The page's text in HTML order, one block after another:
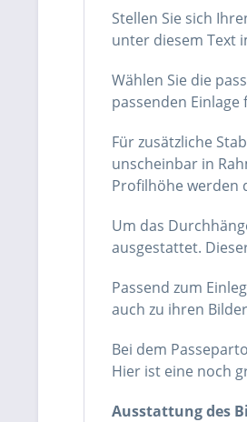
Stellen Sie sich
unter diesem Text
Wählen Sie die
passenden
Für zusätzliche
unscheinbar in
Profilhöhe werden
Um das
ausgestattet.
Passend zum
auch zu ihren
Bei dem
Hier ist eine noch
Ausstattung des